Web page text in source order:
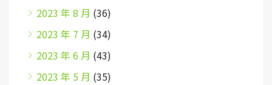
2023 年 8 月 (36)
2023 年 7 月 (34)
2023 年 6 月 (43)
2023 年 5 月 (35)